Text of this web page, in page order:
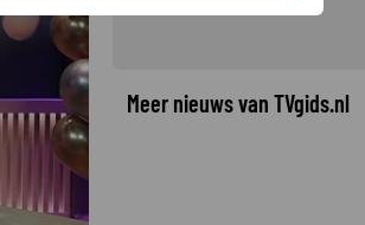
Meer nieuws van TVgids.nl